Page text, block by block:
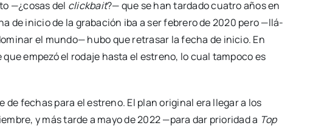
—¿cosas del click­bait?— que se han tar­da­do cua­tro años en
de ini­cio de la gra­ba­ción iba a ser febre­ro de 2020 pero —llá­
el mun­do— hubo que retra­sar la fecha de ini­cio. En
empe­zó el roda­je has­ta el estreno, lo cual tam­po­co es
de fechas para el estreno. El plan ori­gi­nal era lle­gar a los
y más tar­de a mayo de 2022 —para dar prio­ri­dad a Top